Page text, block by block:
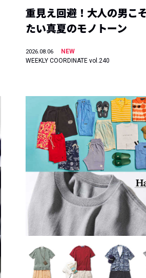
重見え回避！大人の男こ
たい真夏のモノトーン
2026.08.06
NEW
WEEKLY COORDINATE vol.240